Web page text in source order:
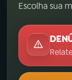
Escolha sua